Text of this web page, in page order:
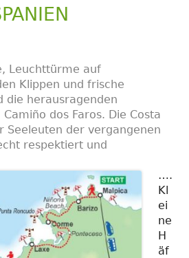
Leuchttürme auf
Klippen und frische
die herausragenden
dos Faros. Die Costa
Seeleuten der vergangenen
respektiert und
….
Kl
ei
ne
H
äf